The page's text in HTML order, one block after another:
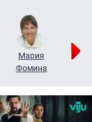
Мария
Фомина